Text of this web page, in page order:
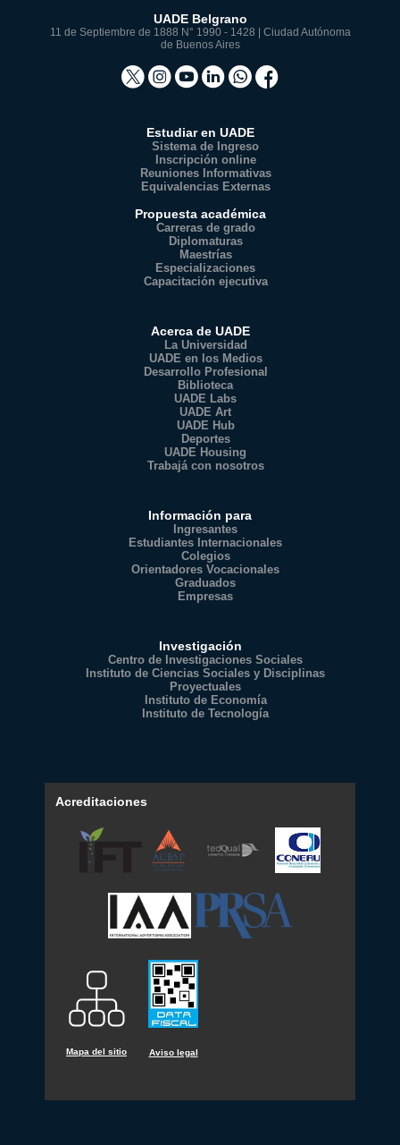
UADE Belgrano
11 de Septiembre de 1888 N° 1990 - 1428 | Ciudad Autónoma
de Buenos Aires
Estudiar en UADE
Sistema de Ingreso
Inscripción online
Reuniones Informativas
Equivalencias Externas
Propuesta académica
Carreras de grado
Diplomaturas
Maestrías
Especializaciones
Capacitación ejecutiva
Acerca de UADE
La Universidad
UADE en los Medios
Desarrollo Profesional
Biblioteca
UADE Labs
UADE Art
UADE Hub
Deportes
UADE Housing
Trabajá con nosotros
Información para
Ingresantes
Estudiantes Internacionales
Colegios
Orientadores Vocacionales
Graduados
Empresas
Investigación
Centro de Investigaciones Sociales
Instituto de Ciencias Sociales y Disciplinas
Proyectuales
Instituto de Economía
Instituto de Tecnología
Acreditaciones
Mapa del sitio Aviso legal